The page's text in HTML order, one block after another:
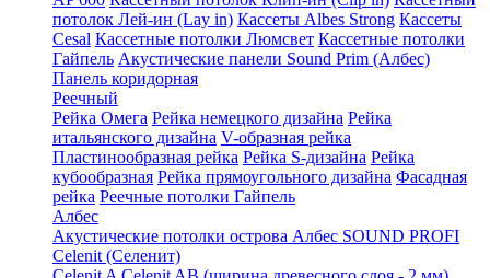
потолок Лей-ин (Lay in) Кассеты Albes Strong Кассеты
Cesal Кассетные потолки Люмсвет Кассетные потолки
Гайпель Акустические панели Sound Prim (Албес)
Панель коридорная
Реечный
Рейка Омега Рейка немецкого дизайна Рейка
итальянского дизайна V-образная рейка
Пластинообразная рейка Рейка S-дизайна Рейка
кубообразная Рейка прямоугольного дизайна Фасадная
рейка Реечные потолки Гайпель
Албес
Акустические потолки острова Албес SOUND PROFI
Celenit (Селенит)